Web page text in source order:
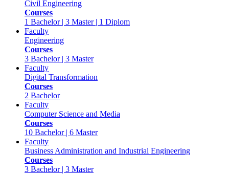
Civil Engineering
Courses
1 Bachelor | 3 Master | 1 Diplom
Faculty
Engineering
Courses
3 Bachelor | 3 Master
Faculty
Digital Transformation
Courses
2 Bachelor
Faculty
Computer Science and Media
Courses
10 Bachelor | 6 Master
Faculty
Business Administration and Industrial Engineering
Courses
3 Bachelor | 3 Master